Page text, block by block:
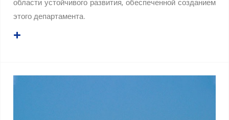
области устойчивого развития, обеспеченной созданием
этого департамента.